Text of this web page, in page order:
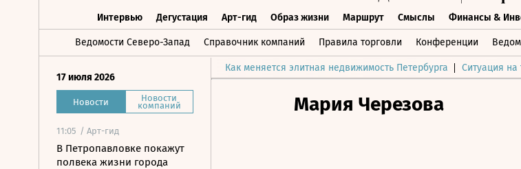
Интервью Дегустация Арт-гид Образ жизни Маршрут Смыслы Финансы &
Ведомости Северо-Запад Справочник компаний Правила торговли Конференции
Интервью Дегустация Арт-гид Образ жизни Маршрут Смыслы Финансы
Как меняется элитная недвижимость Петербурга Ситуация
17 июля 2026
Новости Новости
компаний
11:05 / Арт-гид
В Петропавловке покажут
полвека жизни города
Мария Черезова